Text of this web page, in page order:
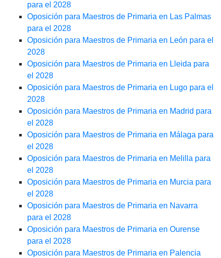
para el 2028
Oposición para Maestros de Primaria en Las Palmas
para el 2028
Oposición para Maestros de Primaria en León para el
2028
Oposición para Maestros de Primaria en Lleida para
el 2028
Oposición para Maestros de Primaria en Lugo para el
2028
Oposición para Maestros de Primaria en Madrid para
el 2028
Oposición para Maestros de Primaria en Málaga para
el 2028
Oposición para Maestros de Primaria en Melilla para
el 2028
Oposición para Maestros de Primaria en Murcia para
el 2028
Oposición para Maestros de Primaria en Navarra
para el 2028
Oposición para Maestros de Primaria en Ourense
para el 2028
Oposición para Maestros de Primaria en Palencia